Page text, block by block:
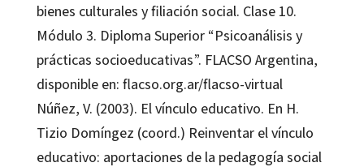
bienes culturales y filiación social. Clase 10.
Módulo 3. Diploma Superior “Psicoanálisis y
prácticas socioeducativas”. FLACSO Argentina,
disponible en: flacso.org.ar/flacso-virtual
Núñez, V. (2003). El vínculo educativo. En H.
Tizio Domíngez (coord.) Reinventar el vínculo
educativo: aportaciones de la pedagogía social